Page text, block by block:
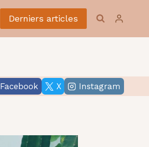
Derniers articles
Facebook X Instagram